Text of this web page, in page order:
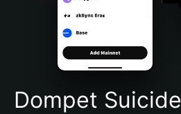
Português (Brasil)
Español (Argentina)
Dompet Suicide